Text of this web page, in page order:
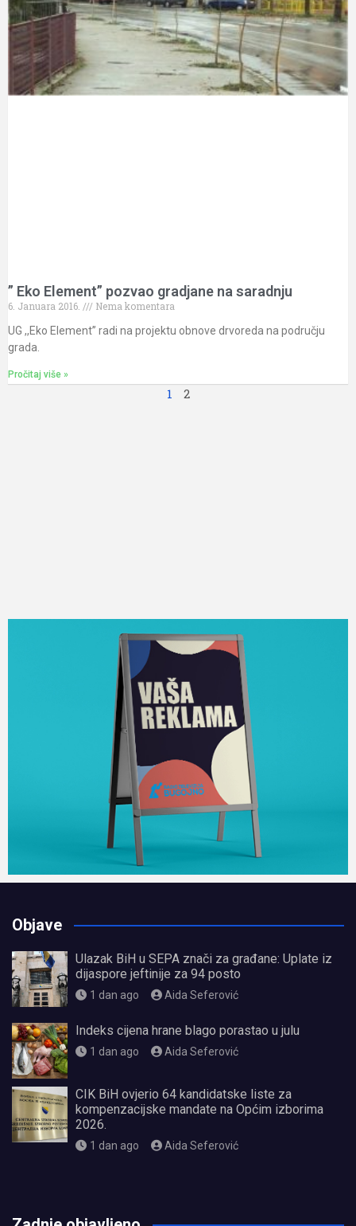
” Eko Element” pozvao gradjane na saradnju
6. Januara 2016.
Nema komentara
UG ,,Eko Element’’ radi na projektu obnove drvoreda na području
grada.
Pročitaj više »
1 2
Objave
Ulazak BiH u SEPA znači za građane: Uplate iz
dijaspore jeftinije za 94 posto
1 dan ago Aida Seferović
Indeks cijena hrane blago porastao u julu
1 dan ago Aida Seferović
CIK BiH ovjerio 64 kandidatske liste za
kompenzacijske mandate na Općim izborima
2026.
1 dan ago Aida Seferović